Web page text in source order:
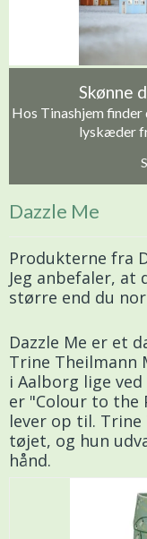
Skønne
Hos Tinashjem finder
lyskæder
Dazzle Me
Produkterne fra
Jeg anbefaler,
større end du
Dazzle Me er et
Trine Theilmann
i Aalborg lige ved
er "Colour to the
lever op til.
tøjet, og hun
hånd.